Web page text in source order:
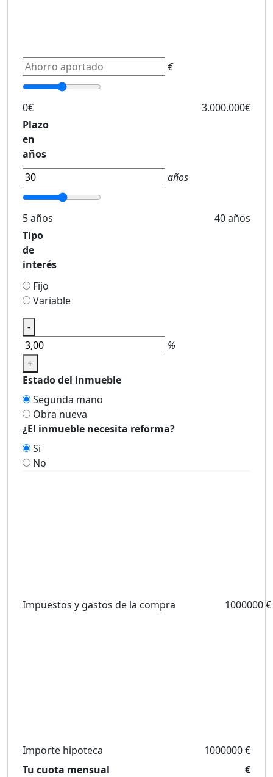
€
0€
3.000.000€
Plazo
en
años
años
5 años
40 años
Tipo
de
interés
Fijo
Variable
-
%
+
Estado del inmueble
Segunda mano
Obra nueva
¿El inmueble necesita reforma?
Si
No
Impuestos y gastos de la compra 1000000 €
Importe hipoteca
1000000 €
Tu cuota mensual
€